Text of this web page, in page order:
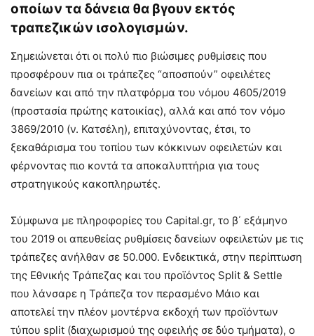
οποίων τα δάνεια θα βγουν εκτός
τραπεζικών ισολογισμών.
Σημειώνεται ότι οι πολύ πιο βιώσιμες ρυθμίσεις που
προσφέρουν πια οι τράπεζες “αποσπούν” οφειλέτες
δανείων και από την πλατφόρμα του νόμου 4605/2019
(προστασία πρώτης κατοικίας), αλλά και από τον νόμο
3869/2010 (ν. Κατσέλη), επιταχύνοντας, έτσι, το
ξεκαθάρισμα του τοπίου των κόκκινων οφειλετών και
φέρνοντας πιο κοντά τα αποκαλυπτήρια για τους
στρατηγικούς κακοπληρωτές.
Σύμφωνα με πληροφορίες του Capital.gr, το β΄ εξάμηνο
του 2019 οι απευθείας ρυθμίσεις δανείων οφειλετών με τις
τράπεζες ανήλθαν σε 50.000. Ενδεικτικά, στην περίπτωση
της Εθνικής Τράπεζας και του προϊόντος Split & Settle
που λάνσαρε η Τράπεζα τον περασμένο Μάιο και
αποτελεί την πλέον μοντέρνα εκδοχή των προϊόντων
τύπου split (διαχωρισμού της οφειλής σε δύο τμήματα), ο